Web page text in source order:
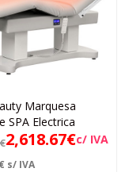
Marquesa
SPA Electrica
2,618.67€c/ IVA
s/ IVA